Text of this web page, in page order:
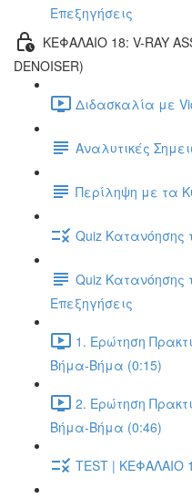
Επεξηγήσεις
ΚΕΦΑΛΑΙΟ 18: V-RAY
DENOISER)
Διδασκαλία με
Αναλυτικές
Περίληψη με τα
Quiz Κατανόησης
Quiz Κατανόησης
Επεξηγήσεις
1. Ερώτηση
Βήμα-Βήμα (0:15)
2. Ερώτηση
Βήμα-Βήμα (0:46)
TEST | ΚΕΦΑΛΑΙΟ